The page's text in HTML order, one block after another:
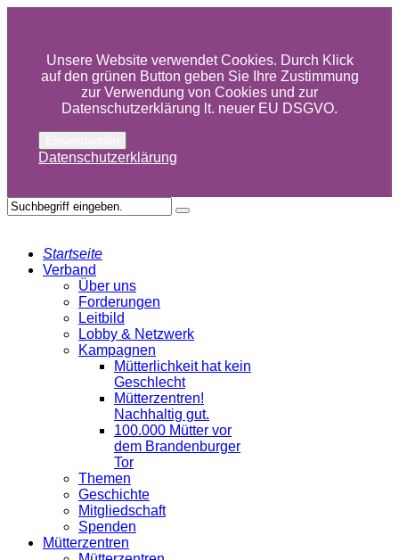
Unsere Website verwendet Cookies. Durch Klick
auf den grünen Button geben Sie Ihre Zustimmung
zur Verwendung von Cookies und zur
Datenschutzerklärung lt. neuer EU DSGVO.
Datenschutzerklärung
Startseite
Verband
Über uns
Forderungen
Leitbild
Lobby & Netzwerk
Kampagnen
Mütterlichkeit hat kein
Geschlecht
Mütterzentren!
Nachhaltig gut.
100.000 Mütter vor
dem Brandenburger
Tor
Themen
Geschichte
Mitgliedschaft
Spenden
Mütterzentren